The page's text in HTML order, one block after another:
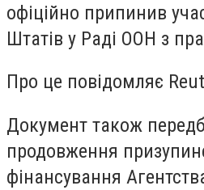
офіційно припинив
Штатів у Раді ООН з
Про це повідомляє
Документ також
продовження
фінансування